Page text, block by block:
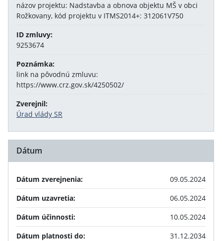
názov projektu: Nadstavba a obnova objektu MŠ v obci
Rožkovany, kód projektu v ITMS2014+: 312061V750
ID zmluvy:
9253674
Poznámka:
link na pôvodnú zmluvu:
https://www.crz.gov.sk/4250502/
Zverejnil:
Úrad vlády SR
Dátum
Dátum zverejnenia:
09.05.2024
Dátum uzavretia:
06.05.2024
Dátum účinnosti:
10.05.2024
Dátum platnosti do:
31.12.2034